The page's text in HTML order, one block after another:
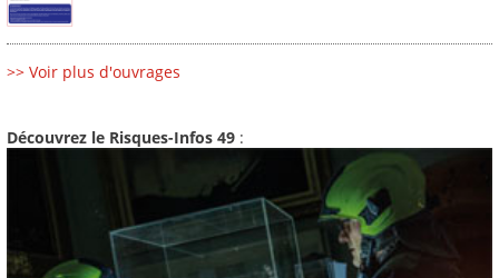
>> Voir plus d'ouvrages
Découvrez le Risques-Infos 49 :